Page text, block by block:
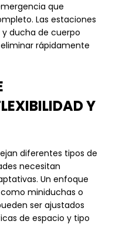
que
Las estaciones
ducha de cuerpo
rápidamente
Y
diferentes tipos de
necesitan
Un enfoque
miniduchas o
ser ajustados
de espacio y tipo